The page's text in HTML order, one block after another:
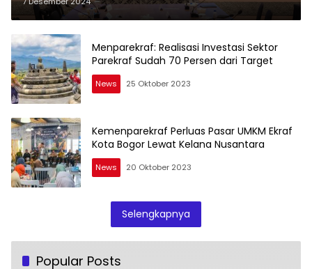
Menparekraf: Realisasi Investasi Sektor
Parekraf Sudah 70 Persen dari Target
News 25 Oktober 2023
Kemenparekraf Perluas Pasar UMKM Ekraf
Kota Bogor Lewat Kelana Nusantara
News 20 Oktober 2023
Selengkapnya
Popular Posts